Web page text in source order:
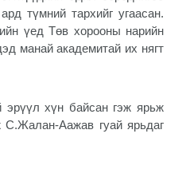
түмний тархийг угаасан.
үед Төв хорооны нарийн
манай академитай их нягт
эрүүл хүн байсан гэж ярьж
С.Жалан-Аажав гуай ярьдаг